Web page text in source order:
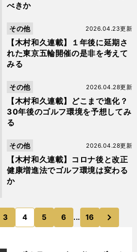
べきか
【木村和久連載】１年後に延期さ
れた東京五輪開催の是非を考えて
みる
2026.04.23更新
その他
【木村和久連載】どこまで進化？
30年後のゴルフ環境を予想してみ
る
2026.04.28更新
その他
【木村和久連載】コロナ後と改正
健康増進法でゴルフ環境は変わる
か
2026.04.28更新
その他
のページへ3 4 5 6 ... 16